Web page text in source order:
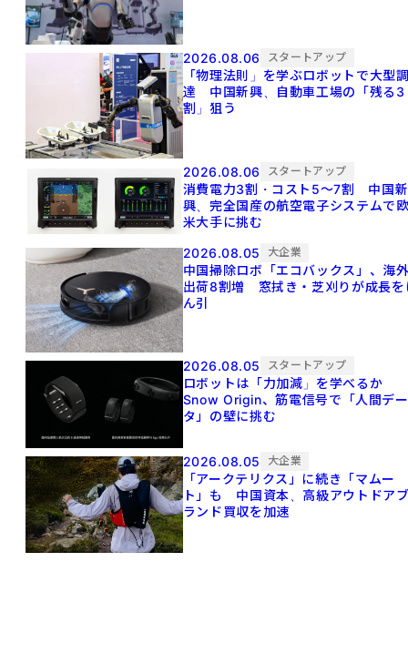
2026.08.06 スタートアップ
「物理法則」を学ぶロボットで大型
達 中国新興、自動車工場の「残る3
割」狙う
2026.08.06 スタートアップ
消費電力3割・コスト5〜7割 中国新
興、完全国産の航空電子システムで
米大手に挑む
2026.08.05
大企業
中国掃除ロボ「エコバックス」、海
出荷8割増 窓拭き・芝刈りが成長を
ん引
2026.08.05 スタートアップ
ロボットは「力加減」を学べるか
Snow Origin、筋電信号で「人間デー
タ」の壁に挑む
2026.08.05 大企業
「アークテリクス」に続き「マムー
ト」も 中国資本、高級アウトドア
ランド買収を加速